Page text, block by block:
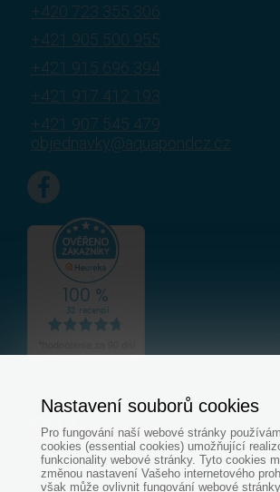
+420 723 355 306
+421 905 500 955
+421 915 696 394
+421 917 412 193
+421 907 545 479
objednavky@aquapondcz.cz
Nastavení souborů cookies
Pro fungování naší webové stránky
cookies (essential cookies) umožňující
funkcionality webové stránky. Tyto cookies
změnou nastavení Vašeho internetového
však může ovlivnit fungování webové